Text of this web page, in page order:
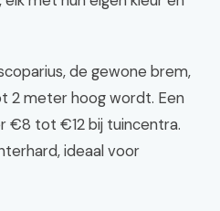
de gewone brem,
2 meter hoog wordt. Een
€8 tot €12 bij tuincentra.
ideaal voor